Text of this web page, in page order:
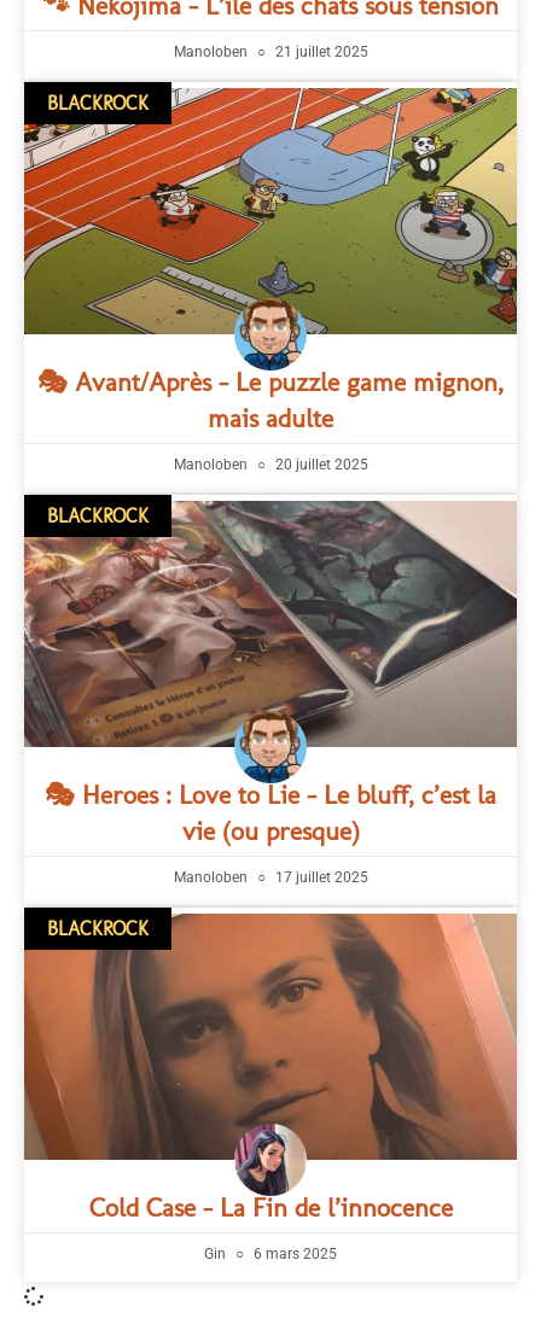
Manoloben 21 juillet 2025
BLACKROCK
🎭 Avant/Après – Le puzzle game mignon,
mais adulte
Manoloben 20 juillet 2025
BLACKROCK
🎭 Heroes : Love to Lie – Le bluff, c’est la
vie (ou presque)
Manoloben 17 juillet 2025
BLACKROCK
Cold Case – La Fin de l’innocence
Gin 6 mars 2025